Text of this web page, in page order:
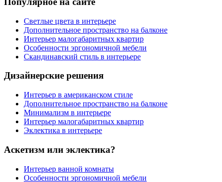
Светлые цвета в интерьере
Дополнительное пространство на балконе
Интерьер малогабаритных квартир
Особенности эргономичной мебели
Скандинавский стиль в интерьере
Дизайнерские решения
Интерьер в американском стиле
Дополнительное пространство на балконе
Минимализм в интерьере
Интерьер малогабаритных квартир
Эклектика в интерьере
Аскетизм или эклектика?
Интерьер ванной комнаты
Особенности эргономичной мебели